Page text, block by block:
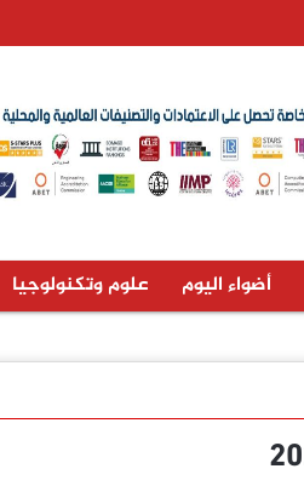
أضواء اليوم علوم وتكنولوجيا